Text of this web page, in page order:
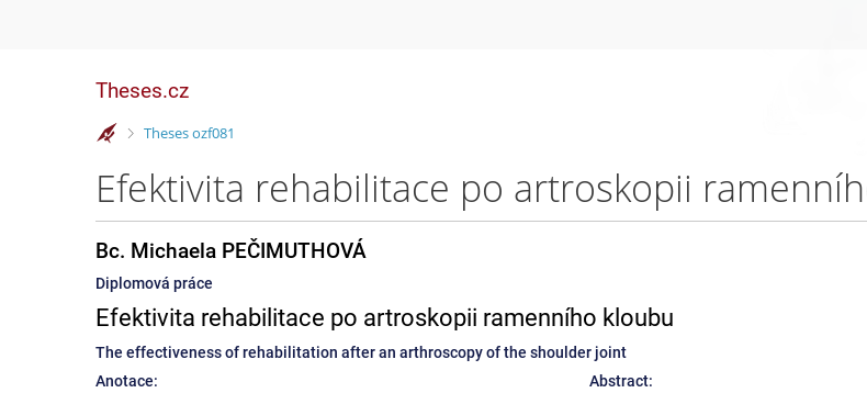
Theses.cz
>
Theses ozf081
Bc. Michaela PEČIMUTHOVÁ
Diplomová práce
Efektivita rehabilitace po artroskopii ramenního kloubu
The effectiveness of rehabilitation after an arthroscopy of the shoulder joint
Anotace:
Abstract: